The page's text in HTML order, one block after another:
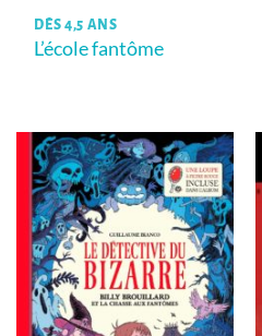
DÈS 4,5 ANS
L’école fantôme